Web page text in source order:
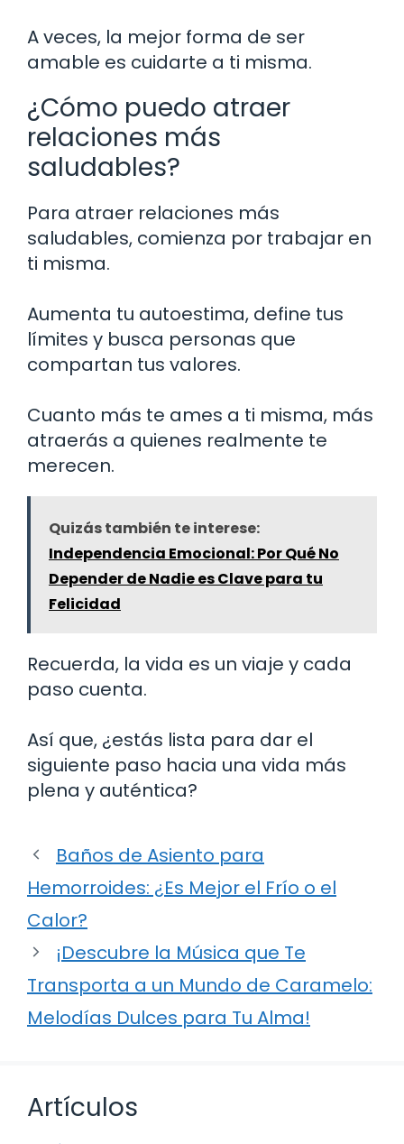
A veces, la mejor forma de ser
amable es cuidarte a ti misma.
¿Cómo puedo atraer
relaciones más
saludables?
Para atraer relaciones más
saludables, comienza por trabajar en
ti misma.
Aumenta tu autoestima, define tus
límites y busca personas que
compartan tus valores.
Cuanto más te ames a ti misma, más
atraerás a quienes realmente te
merecen.
Quizás también te interese:
Independencia Emocional: Por Qué No
Depender de Nadie es Clave para tu
Felicidad
Recuerda, la vida es un viaje y cada
paso cuenta.
Así que, ¿estás lista para dar el
siguiente paso hacia una vida más
plena y auténtica?
Baños de Asiento para
Hemorroides: ¿Es Mejor el Frío o el
Calor?
¡Descubre la Música que Te
Transporta a un Mundo de Caramelo:
Melodías Dulces para Tu Alma!
Artículos